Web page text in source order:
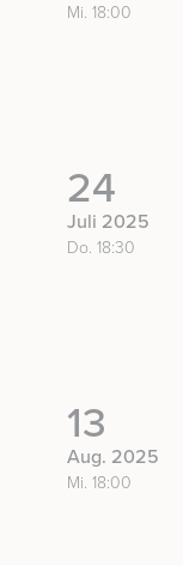
Mi. 18:00
24
Juli 2025
Do. 18:30
13
Aug. 2025
Mi. 18:00